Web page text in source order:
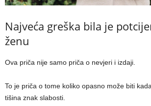
Najveća greška bila je
ženu
Ova priča nije samo priča o nevjeri i izdaji.
To je priča o tome koliko opasno može biti
tišina znak slabosti.